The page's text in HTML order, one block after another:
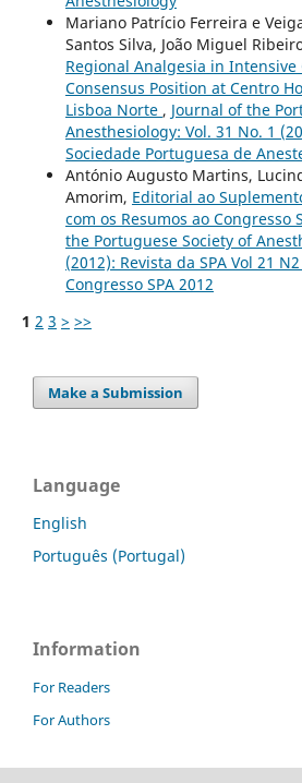
Mariano Patrício Ferreira e
Santos Silva, João Miguel
Regional Analgesia in Intensive
Consensus Position at Centro
Lisboa Norte , Journal of the
Anesthesiology: Vol. 31 No. 1
Sociedade Portuguesa de
António Augusto Martins,
Amorim, Editorial ao
com os Resumos ao Congresso
the Portuguese Society of
(2012): Revista da SPA Vol 21
Congresso SPA 2012
1 2 3 > >>
Make a Submission
Language
English
Português (Portugal)
Information
For Readers
For Authors